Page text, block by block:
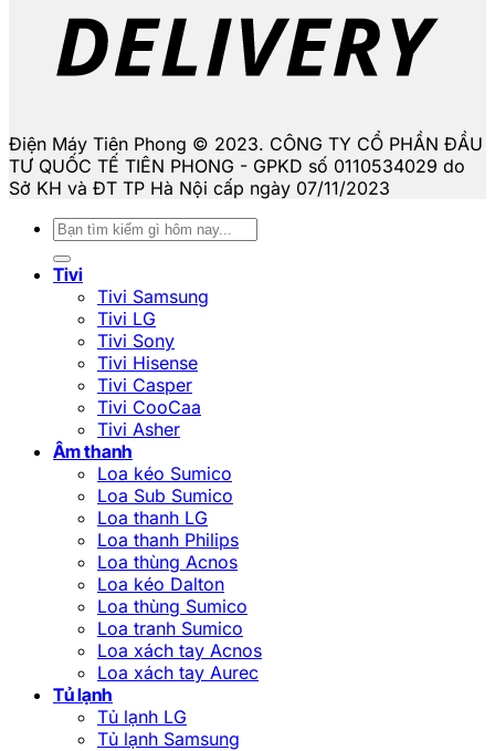
Điện Máy Tiên Phong © 2023. CÔNG TY CỔ PHẦN ĐẦU
TƯ QUỐC TẾ TIÊN PHONG - GPKD số 0110534029 do
Sở KH và ĐT TP Hà Nội cấp ngày 07/11/2023
Tìm
kiếm:
Tivi
Tivi Samsung
Tivi LG
Tivi Sony
Tivi Hisense
Tivi Casper
Tivi CooCaa
Tivi Asher
Âm thanh
Loa kéo Sumico
Loa Sub Sumico
Loa thanh LG
Loa thanh Philips
Loa thùng Acnos
Loa kéo Dalton
Loa thùng Sumico
Loa tranh Sumico
Loa xách tay Acnos
Loa xách tay Aurec
Tủ lạnh
Tủ lạnh LG
Tủ lạnh Samsung